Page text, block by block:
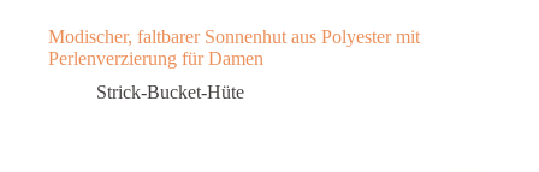
Modischer, faltbarer Sonnenhut aus Polyester mit
Perlenverzierung für Damen
Strick-Bucket-Hüte